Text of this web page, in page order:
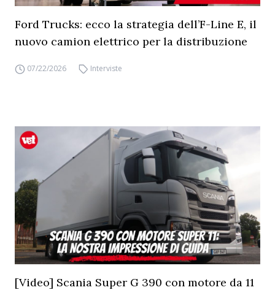
Ford Trucks: ecco la strategia dell’F-Line E, il
nuovo camion elettrico per la distribuzione
07/22/2026 Interviste
[Video] Scania Super G 390 con motore da 11